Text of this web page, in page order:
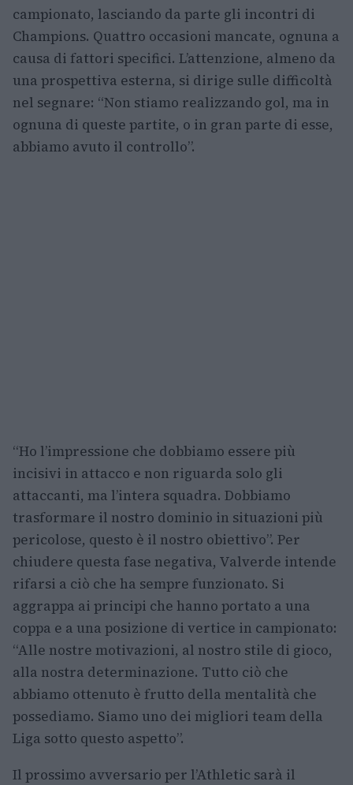
campionato, lasciando da parte gli incontri di
Champions. Quattro occasioni mancate, ognuna a
causa di fattori specifici. L’attenzione, almeno da
una prospettiva esterna, si dirige sulle difficoltà
nel segnare: “Non stiamo realizzando gol, ma in
ognuna di queste partite, o in gran parte di esse,
abbiamo avuto il controllo”.
“Ho l’impressione che dobbiamo essere più
incisivi in attacco e non riguarda solo gli
attaccanti, ma l’intera squadra. Dobbiamo
trasformare il nostro dominio in situazioni più
pericolose, questo è il nostro obiettivo”. Per
chiudere questa fase negativa, Valverde intende
rifarsi a ciò che ha sempre funzionato. Si
aggrappa ai principi che hanno portato a una
coppa e a una posizione di vertice in campionato:
“Alle nostre motivazioni, al nostro stile di gioco,
alla nostra determinazione. Tutto ciò che
abbiamo ottenuto è frutto della mentalità che
possediamo. Siamo uno dei migliori team della
Liga sotto questo aspetto”.
Il prossimo avversario per l’Athletic sarà il